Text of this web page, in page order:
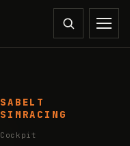
SABELT
SIMRACING
Cockpit